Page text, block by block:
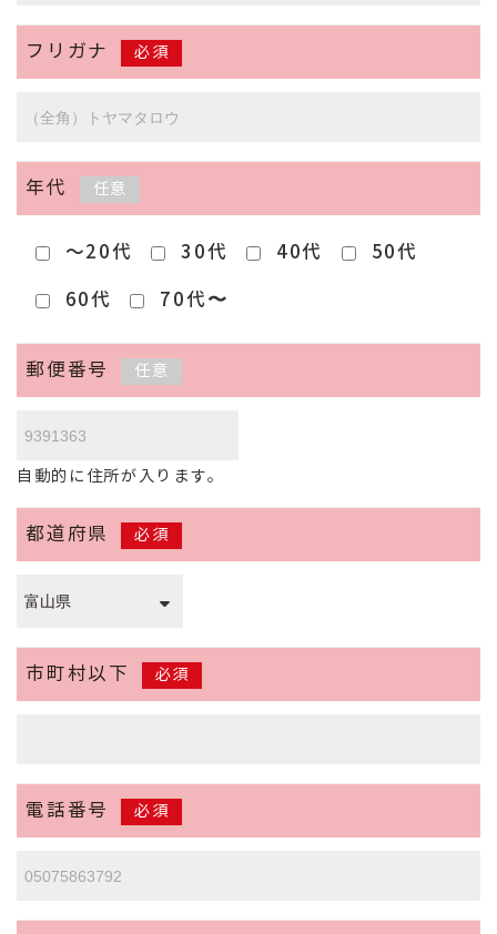
フリガナ 必須
年代 任意
～20代 30代 40代
50代
60代
70代〜
郵便番号 任意
自動的に住所が入ります。
都道府県 必須
市町村以下 必須
電話番号 必須